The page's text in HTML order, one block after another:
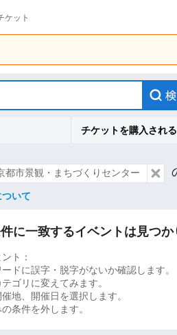
ケット
チケットを購入され
都市景観・まちづくりセンター
いて
に一致するイベントは見つ
ト：
ードに誤字・脱字がないか確認します。
テゴリに変えてみます。
催地、開催日を選択します。
の条件を外します。